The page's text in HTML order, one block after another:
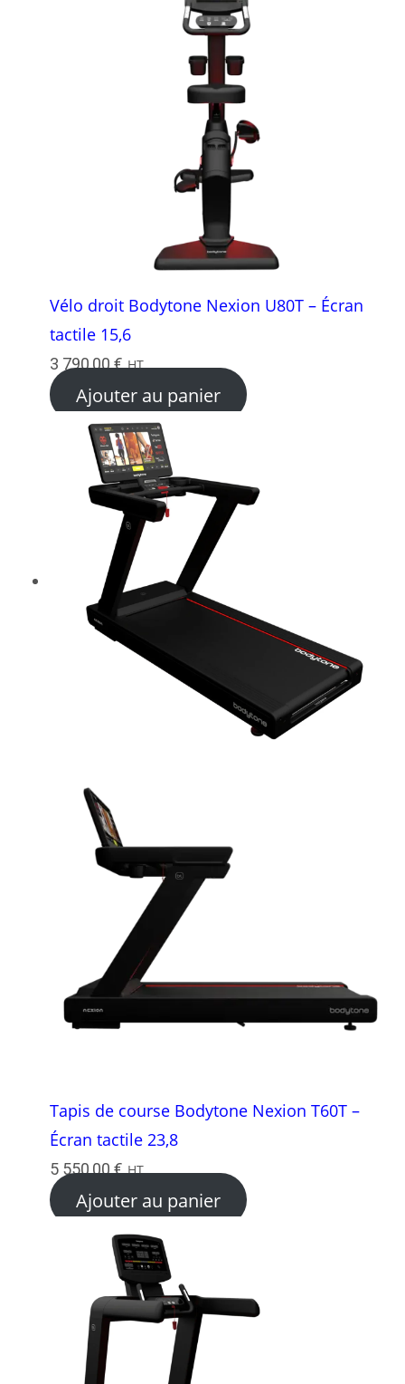
Vélo droit Bodytone Nexion U80T – Écran
tactile 15,6
3 790,00€ HT
Ajouter au panier
Tapis de course Bodytone Nexion T60T –
Écran tactile 23,8
5 550,00€ HT
Ajouter au panier